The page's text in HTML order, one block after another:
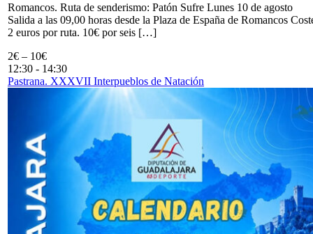
Romancos. Ruta de senderismo: Patón Sufre Lunes 10 de agosto
Salida a las 09,00 horas desde la Plaza de España de Romancos
2 euros por ruta. 10€ por seis […]
2€ – 10€
12:30 - 14:30
Pastrana. XXXVII Interpueblos de Natación